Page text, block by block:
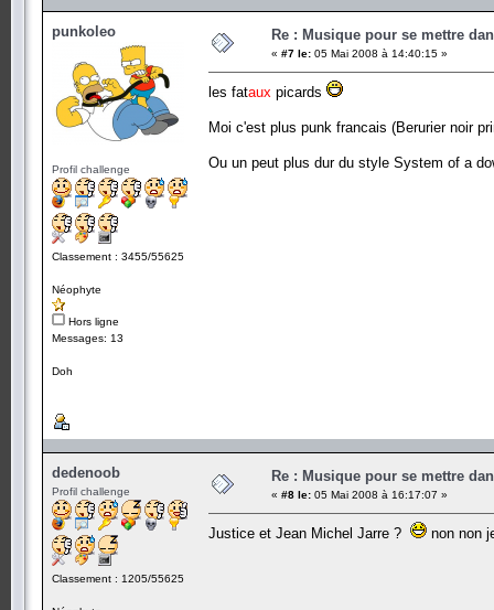
punkoleo
Profil challenge
Classement : 3455/55625
Néophyte
Hors ligne
Messages: 13
Doh
Re : Musique pour se mettre
« #7 le: 05 Mai 2008 à 14:40:15 »
les fataux picards
Moi c'est plus punk francais (Berurier noir
Ou un peut plus dur du style System of a
dedenoob
Profil challenge
Classement : 1205/55625
Re : Musique pour se mettre
« #8 le: 05 Mai 2008 à 16:17:07 »
Justice et Jean Michel Jarre ? non non